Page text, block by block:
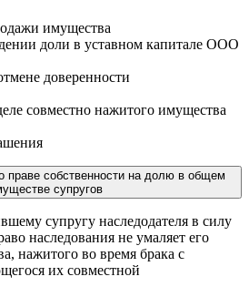
имущества
доли в уставном капитале ООО
доверенности
совместно нажитого имущества
праве собственности на долю в общем
супругов
супругу наследодателя в силу
наследования не умаляет его
нажитого во время брака с
их совместной